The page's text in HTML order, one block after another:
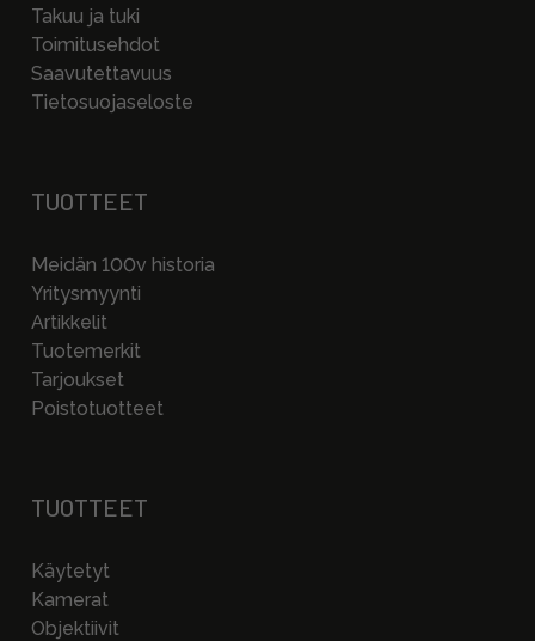
Takuu ja tuki
Toimitusehdot
Saavutettavuus
Tietosuojaseloste
TUOTTEET
Meidän 100v historia
Yritysmyynti
Artikkelit
Tuotemerkit
Tarjoukset
Poistotuotteet
TUOTTEET
Käytetyt
Kamerat
Objektiivit